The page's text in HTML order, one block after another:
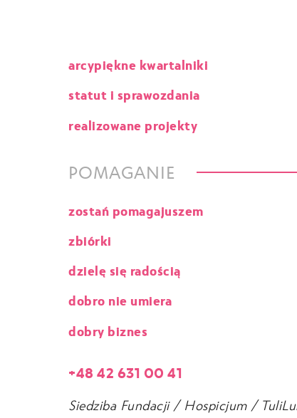
arcypiękne kwartalniki
statut i sprawozdania
realizowane projekty
POMAGANIE
zostań pomagajuszem
zbiórki
dzielę się radością
dobro nie umiera
dobry biznes
+48 42 631 00 41
Siedziba Fundacji / Hospicjum /